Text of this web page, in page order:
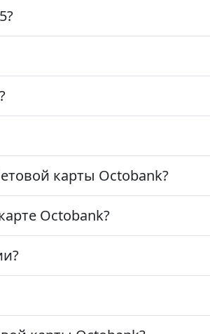
карты Octobank?
Octobank?